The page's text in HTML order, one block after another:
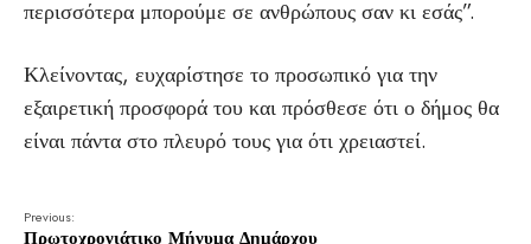
περισσότερα μπορούμε σε ανθρώπους σαν κι εσάς”.
Κλείνοντας, ευχαρίστησε το προσωπικό για την
εξαιρετική προσφορά του και πρόσθεσε ότι ο δήμος θα
είναι πάντα στο πλευρό τους για ότι χρειαστεί.
Previous:
Πρωτοχρονιάτικο Μήνυμα Δημάρχου